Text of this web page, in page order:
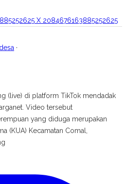
X 2084676163885252625
·
(live) di platform TikTok mendadak
Video tersebut
yang diduga merupakan
(KUA) Kecamatan Comal,